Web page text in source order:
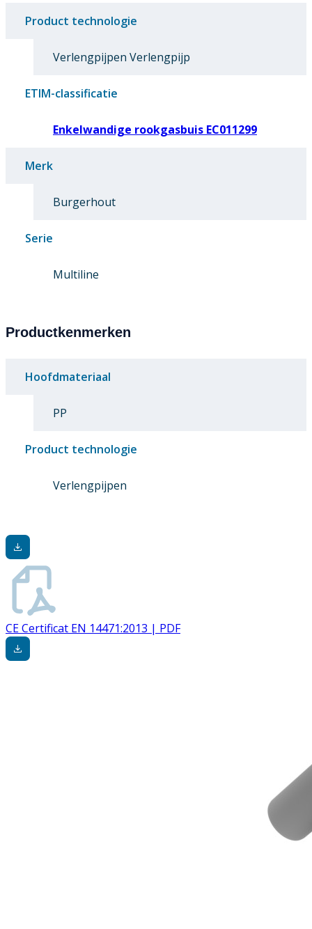
Product technologie
Verlengpijpen Verlengpijp
ETIM-classificatie
Enkelwandige rookgasbuis EC011299
Merk
Burgerhout
Serie
Multiline
Productkenmerken
Hoofdmateriaal
PP
Product technologie
Verlengpijpen
CE Certificat EN 14471:2013 | PDF